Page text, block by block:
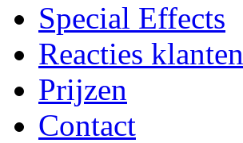
Special Effects
Reacties klanten
Prijzen
Contact